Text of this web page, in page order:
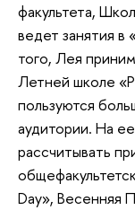
факультета,
ведет занятия
того, Лея
Летней школе
пользуются
аудитории. На
рассчитывать
Day», Весенняя